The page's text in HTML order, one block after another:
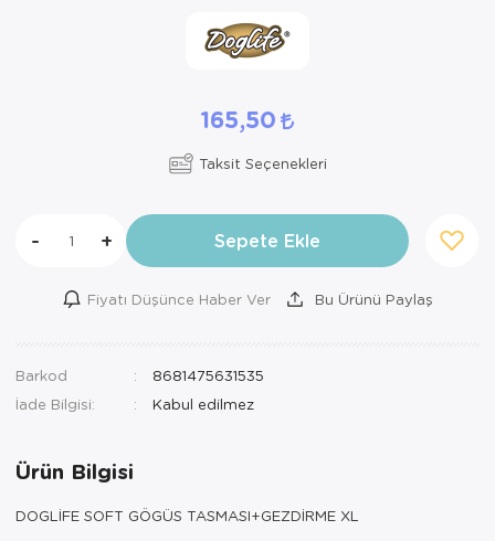
165,50
Taksit Seçenekleri
- + Sepete Ekle
Fiyatı Düşünce Haber Ver Bu Ürünü Paylaş
Barkod
8681475631535
İade Bilgisi:
Ürün Bilgisi
DOGLİFE SOFT GÖGÜS TASMASI+GEZDİRME XL